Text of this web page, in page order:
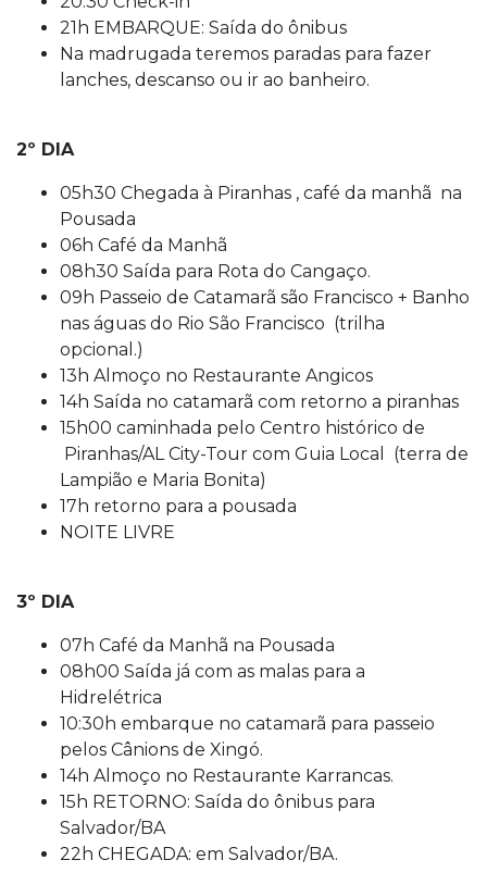
21h EMBARQUE: Saída do ônibus
Na madrugada teremos paradas para fazer
lanches, descanso ou ir ao banheiro.
2º DIA
05h30 Chegada à Piranhas , café da manhã na
Pousada
06h Café da Manhã
08h30 Saída para Rota do Cangaço.
09h Passeio de Catamarã são Francisco + Banho
nas águas do Rio São Francisco (trilha
opcional.)
13h Almoço no Restaurante Angicos
14h Saída no catamarã com retorno a piranhas
15h00 caminhada pelo Centro histórico de
Piranhas/AL City-Tour com Guia Local (terra de
Lampião e Maria Bonita)
17h retorno para a pousada
NOITE LIVRE
3º DIA
07h Café da Manhã na Pousada
08h00 Saída já com as malas para a
Hidrelétrica
10:30h embarque no catamarã para passeio
pelos Cânions de Xingó.
14h Almoço no Restaurante Karrancas.
15h RETORNO: Saída do ônibus para
Salvador/BA
22h CHEGADA: em Salvador/BA.